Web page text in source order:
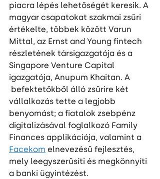
piacra lépés lehetőségét keresik. A
magyar csapatokat szakmai zsűri
értékelte, többek között Varun
Mittal, az Ernst and Young fintech
részletének társigazgatója és a
Singapore Venture Capital
igazgatója, Anupum Khaitan. A
befektetőkből álló zsűrire két
vállalkozás tette a legjobb
benyomást; a fiatalok zsebpénz
digitalizásával foglalkozó Family
Finances applikációja, valamint a
Facekom elnevezésű fejlesztés,
mely leegyszerűsíti és megkönnyíti
a banki ügyintézést.